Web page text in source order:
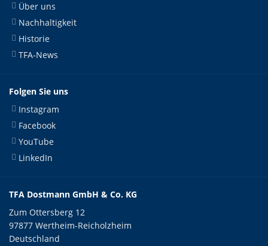
Über uns
Nachhaltigkeit
Historie
TFA-News
Folgen Sie uns
Instagram
Facebook
YouTube
LinkedIn
TFA Dostmann GmbH & Co. KG
Zum Ottersberg 12
97877 Wertheim-Reicholzheim
Deutschland